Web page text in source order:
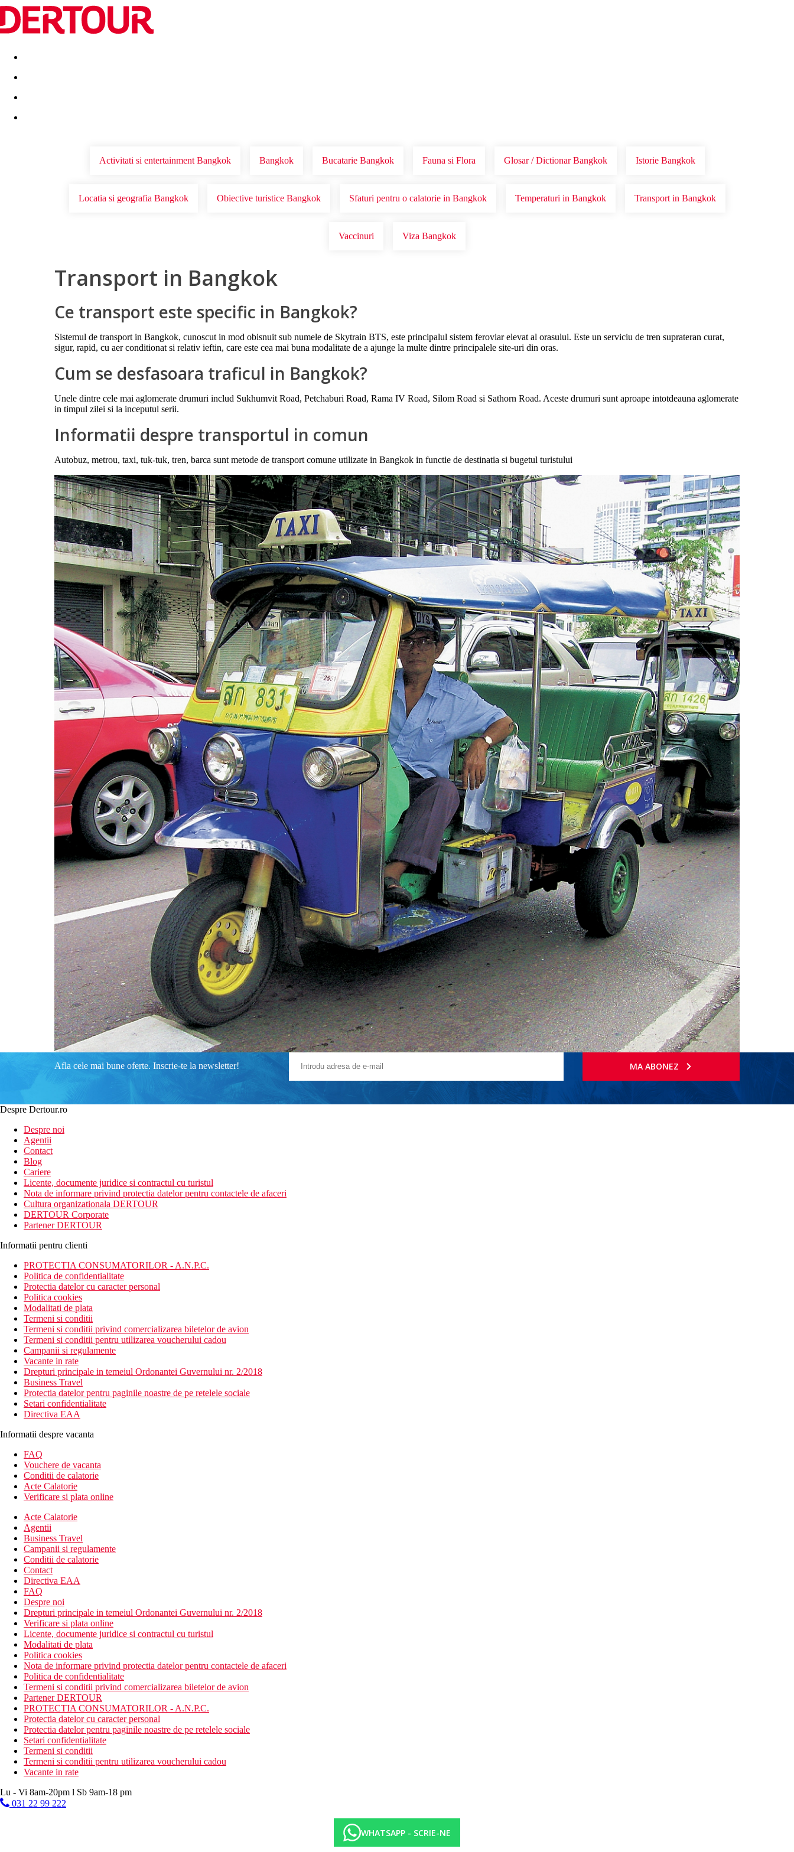
Destinatii Vacanta perfecta OFERTE DE NERATAT
Activitati si entertainment Bangkok Bangkok Bucatarie Bangkok Fauna si Flora Glosar / Dictionar Bangkok Istorie Bangkok
Locatia si geografia Bangkok Obiective turistice Bangkok Sfaturi pentru o calatorie in Bangkok Temperaturi in Bangkok Transport in Bangkok
Vaccinuri Viza Bangkok
Transport in Bangkok
Ce transport este specific in Bangkok?
Sistemul de transport in Bangkok, cunoscut in mod obisnuit sub numele de Skytrain BTS, este principalul sistem feroviar elevat al orasului. Este un serviciu de tren suprateran curat,
sigur, rapid, cu aer conditionat si relativ ieftin, care este cea mai buna modalitate de a ajunge la multe dintre principalele site-uri din oras.
Cum se desfasoara traficul in Bangkok?
Unele dintre cele mai aglomerate drumuri includ Sukhumvit Road, Petchaburi Road, Rama IV Road, Silom Road si Sathorn Road. Aceste drumuri sunt aproape intotdeauna aglomerate
in timpul zilei si la inceputul serii.
Informatii despre transportul in comun
Autobuz, metrou, taxi, tuk-tuk, tren, barca sunt metode de transport comune utilizate in Bangkok in functie de destinatia si bugetul turistului
Afla cele mai bune oferte. Inscrie-te la newsletter! MA ABONEZ
Despre Dertour.ro
Despre noi
Agentii
Contact
Blog
Cariere
Licente, documente juridice si contractul cu turistul
Nota de informare privind protectia datelor pentru contactele de afaceri
Cultura organizationala DERTOUR
DERTOUR Corporate
Partener DERTOUR
Informatii pentru clienti
PROTECTIA CONSUMATORILOR - A.N.P.C.
Politica de confidentialitate
Protectia datelor cu caracter personal
Politica cookies
Modalitati de plata
Termeni si conditii
Termeni si conditii privind comercializarea biletelor de avion
Termeni si conditii pentru utilizarea voucherului cadou
Campanii si regulamente
Vacante in rate
Drepturi principale in temeiul Ordonantei Guvernului nr. 2/2018
Business Travel
Protectia datelor pentru paginile noastre de pe retelele sociale
Setari confidentialitate
Directiva EAA
Informatii despre vacanta
FAQ
Vouchere de vacanta
Conditii de calatorie
Acte Calatorie
Verificare si plata online
Acte Calatorie
Agentii
Business Travel
Campanii si regulamente
Conditii de calatorie
Contact
Directiva EAA
FAQ
Despre noi
Drepturi principale in temeiul Ordonantei Guvernului nr. 2/2018
Verificare si plata online
Licente, documente juridice si contractul cu turistul
Modalitati de plata
Politica cookies
Nota de informare privind protectia datelor pentru contactele de afaceri
Politica de confidentialitate
Termeni si conditii privind comercializarea biletelor de avion
Partener DERTOUR
PROTECTIA CONSUMATORILOR - A.N.P.C.
Protectia datelor cu caracter personal
Protectia datelor pentru paginile noastre de pe retelele sociale
Setari confidentialitate
Termeni si conditii
Termeni si conditii pentru utilizarea voucherului cadou
Vacante in rate
Lu - Vi 8am-20pm l Sb 9am-18 pm
031 22 99 222
WHATSAPP - SCRIE-NE